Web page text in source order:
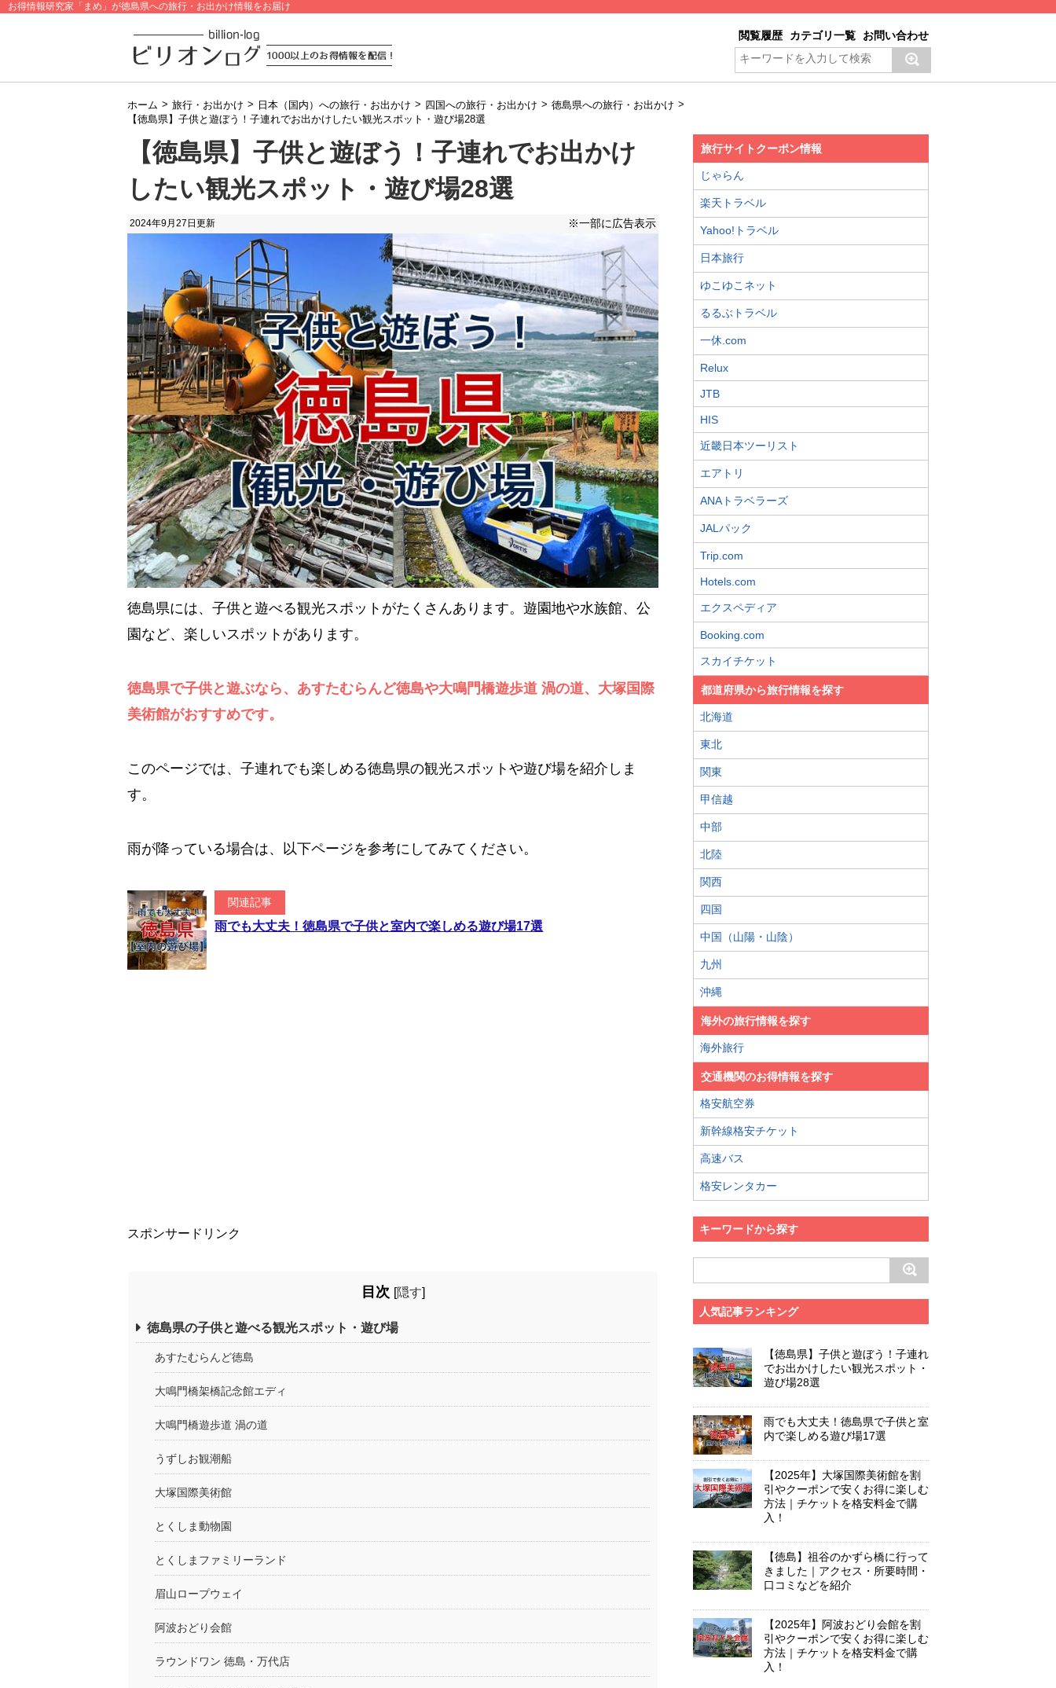
お得情報研究家「まめ」が徳島県への旅行・お出かけ情報をお届け
閲覧履歴 カテゴリ一覧 お問い合わせ
ホーム > 旅行・お出かけ > 日本（国内）への旅行・お出かけ > 四国への旅行・お出かけ > 徳島県への旅行・お出かけ >
【徳島県】子供と遊ぼう！子連れでお出かけしたい観光スポット・遊び場28選
【徳島県】子供と遊ぼう！子連れでお出かけ
したい観光スポット・遊び場28選
2024年9月27日 更新 ※一部に広告表示
徳島県には、子供と遊べる観光スポットがたくさんあります。遊園地や水族館、公
園など、楽しいスポットがあります。
徳島県で子供と遊ぶなら、あすたむらんど徳島や大鳴門橋遊歩道 渦の道、大塚国際
美術館がおすすめです。
このページでは、子連れでも楽しめる徳島県の観光スポットや遊び場を紹介しま
す。
雨が降っている場合は、以下ページを参考にしてみてください。
関連記事
雨でも大丈夫！徳島県で子供と室内で楽しめる遊び場17選
スポンサードリンク
目次 [隠す]
徳島県の子供と遊べる観光スポット・遊び場
あすたむらんど徳島
大鳴門橋架橋記念館エディ
大鳴門橋遊歩道 渦の道
うずしお観潮船
大塚国際美術館
とくしま動物園
とくしまファミリーランド
眉山ロープウェイ
阿波おどり会館
ラウンドワン 徳島・万代店
旅行サイトクーポン情報
じゃらん
楽天トラベル
Yahoo!トラベル
日本旅行
ゆこゆこネット
るるぶトラベル
一休.com
Relux
JTB
HIS
近畿日本ツーリスト
エアトリ
ANAトラベラーズ
JALパック
Trip.com
Hotels.com
エクスペディア
Booking.com
スカイチケット
都道府県から旅行情報を探す
北海道
東北
関東
甲信越
中部
北陸
関西
四国
中国（山陽・山陰）
九州
沖縄
海外の旅行情報を探す
海外旅行
交通機関のお得情報を探す
格安航空券
新幹線格安チケット
高速バス
格安レンタカー
キーワードから探す
人気記事ランキング
【徳島県】子供と遊ぼう！子連れ
でお出かけしたい観光スポット・
遊び場28選
雨でも大丈夫！徳島県で子供と室
内で楽しめる遊び場17選
【2025年】大塚国際美術館を割
引やクーポンで安くお得に楽しむ
方法｜チケットを格安料金で購
入！
【徳島】祖谷のかずら橋に行って
きました｜アクセス・所要時間・
口コミなどを紹介
【2025年】阿波おどり会館を割
引やクーポンで安くお得に楽しむ
方法｜チケットを格安料金で購
入！